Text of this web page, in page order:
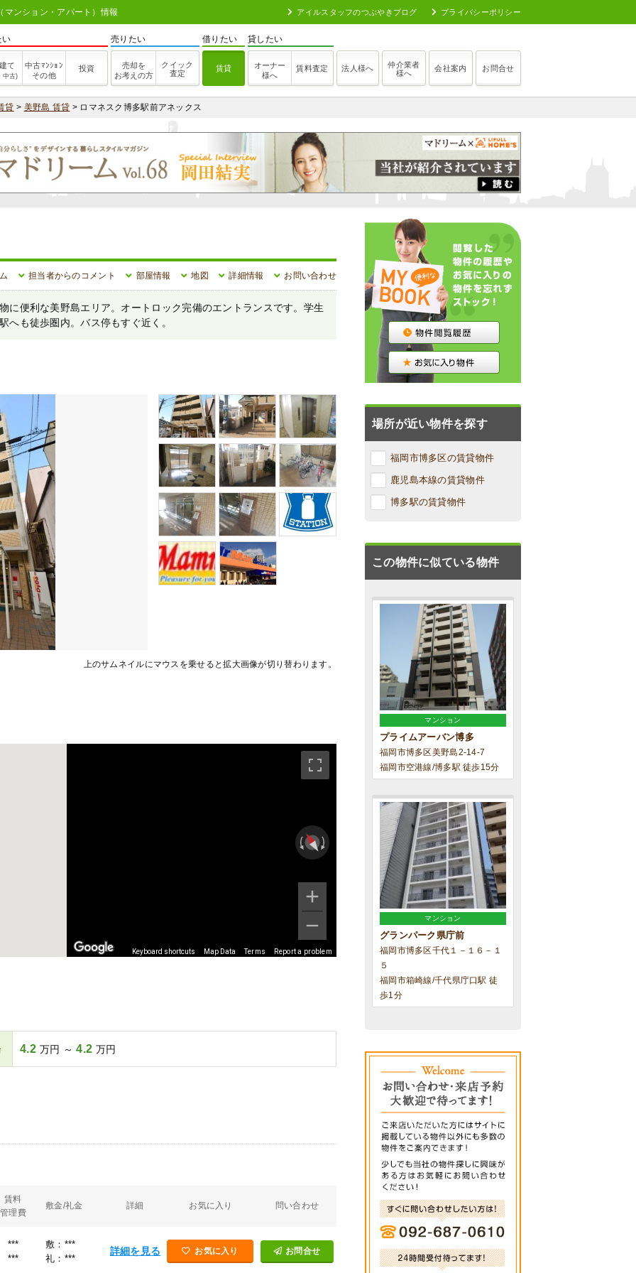
ンション・アパート）情報 アイルスタッフのつぶやきブログ プライバシーポリシー
い
て
中古)
中古ﾏﾝｼｮﾝ
その他
投資
売りたい
売却を
お考えの方
クイック
査定
借りたい
賃貸
貸したい
オーナー
様へ
賃料査定 法人様へ
仲介業者
様へ
会社案内 お問合せ
貸 > 美野島 賃貸 > ロマネスク博多駅前アネックス
担当者からのコメント 部屋情報 地図 詳細情報 お問い合わせ
に便利な美野島エリア。オートロック完備のエントランスです。学生
へも徒歩圏内。バス停もすぐ近く。
上のサムネイルにマウスを乗せると拡大画像が切り替わります。
Keyboard shortcuts Map Data Terms Report a problem
4.2 万円 ～4.2 万円
賃料
管理費
敷金/礼金 詳細 お気に入り 問い合わせ
***
***
敷：***
礼：***
詳細を見る お気に入り お問合せ
場所が近い物件を探す
福岡市博多区の賃貸物件
鹿児島本線の賃貸物件
博多駅の賃貸物件
この物件に似ている物件
マンション
プライムアーバン博多
福岡市博多区美野島2-14-7
福岡市空港線/博多駅 徒歩15分
マンション
グランパーク県庁前
福岡市博多区千代１－１６－１
５
福岡市箱崎線/千代県庁口駅 徒
歩1分